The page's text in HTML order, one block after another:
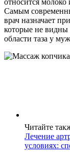
относится
Самым
врач назначает
которые не видны
области таза у
Читайте
Лечение
условиях: